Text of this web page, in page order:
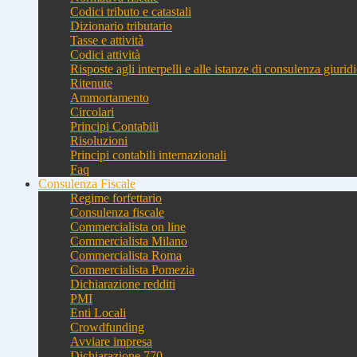
Codici tributo e catastali
Dizionario tributario
Tasse e attività
Codici attività
Risposte agli interpelli e alle istanze di consulenza
Ritenute
Ammortamento
Circolari
Principi Contabili
Risoluzioni
Principi contabili internazionali
Faq
Consulenza Fiscale
Regime forfettario
Consulenza fiscale
Commercialista on line
Commercialista Milano
Commercialista Roma
Commercialista Pomezia
Dichiarazione redditi
PMI
Enti Locali
Crowdfunding
Avviare impresa